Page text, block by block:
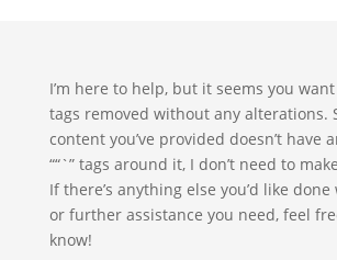
I’m here to help, but it seems you want
tags removed without any alterations.
content you’ve provided doesn’t have
““`” tags around it, I don’t need to
If there’s anything else you’d like
or further assistance you need, feel
know!